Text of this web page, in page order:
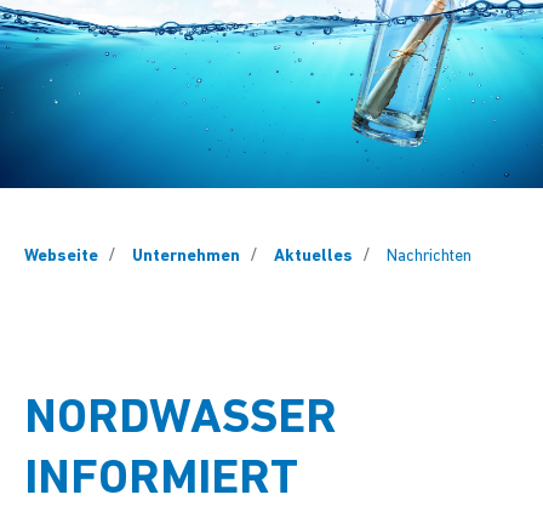
Webseite Unternehmen Aktuelles Nachrichten
NORDWASSER
INFORMIERT